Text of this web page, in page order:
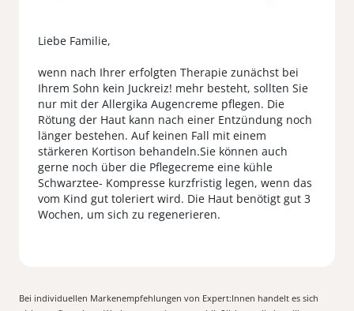
Liebe Familie,
wenn nach Ihrer erfolgten Therapie zunächst bei
Ihrem Sohn kein Juckreiz! mehr besteht, sollten Sie
nur mit der Allergika Augencreme pflegen. Die
Rötung der Haut kann nach einer Entzündung noch
länger bestehen. Auf keinen Fall mit einem
stärkeren Kortison behandeln.Sie können auch
gerne noch über die Pflegecreme eine kühle
Schwarztee- Kompresse kurzfristig legen, wenn das
vom Kind gut toleriert wird. Die Haut benötigt gut 3
Bei individuellen Markenempfehlungen von Expert:Innen handelt es sich